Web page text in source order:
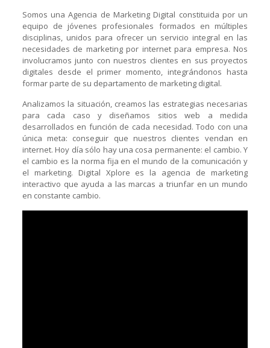
Somos una Agencia de Marketing Digital constituida por un
equipo de jóvenes profesionales formados en múltiples
disciplinas, unidos para ofrecer un servicio integral en las
necesidades de marketing por internet para empresa. Nos
involucramos junto con nuestros clientes en sus proyectos
digitales desde el primer momento, integrándonos hasta
formar parte de su departamento de marketing digital.
Analizamos la situación, creamos las estrategias necesarias
para cada caso y diseñamos sitios web a medida
desarrollados en función de cada necesidad. Todo con una
única meta: conseguir que nuestros clientes vendan en
internet. Hoy día sólo hay una cosa permanente: el cambio. Y
el cambio es la norma fija en el mundo de la comunicación y
el marketing. Digital Xplore es la agencia de marketing
interactivo que ayuda a las marcas a triunfar en un mundo
en constante cambio.